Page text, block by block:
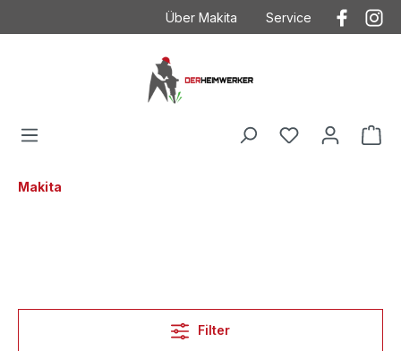
Über Makita
Kontakt
Service
Makita
Filter